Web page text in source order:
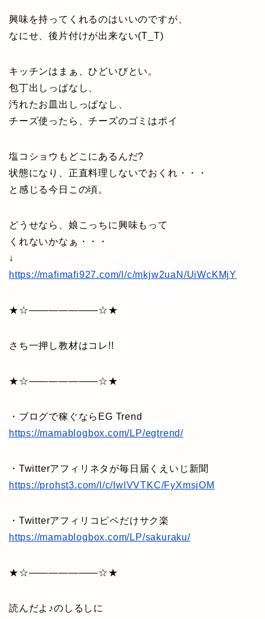
興味を持ってくれるのはいいのですが、
なにせ、後片付けが出来ない(T_T)
キッチンはまぁ、ひどいびとい。
包丁出しっぱなし、
汚れたお皿出しっぱなし、
チーズ使ったら、チーズのゴミはポイ
塩コショウもどこにあるんだ?
状態になり、正直料理しないでおくれ・・・
と感じる今日この頃。
どうせなら、娘こっちに興味もって
くれないかなぁ・・・
↓
https://mafimafi927.com/l/c/mkjw2uaN/UiWcKMjY
★☆———————☆★
さち一押し教材はコレ!!
★☆———————☆★
・ブログで稼ぐならEG Trend
https://mamablogbox.com/LP/egtrend/
・Twitterアフィリネタが毎日届くえいじ新聞
https://prohst3.com/l/c/IwlVVTKC/FyXmsjOM
・Twitterアフィリコピペだけサク楽
https://mamablogbox.com/LP/sakuraku/
★☆———————☆★
読んだよ♪のしるしに